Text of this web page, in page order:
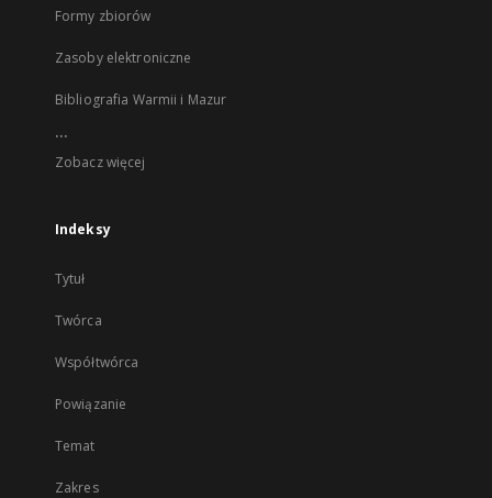
Formy zbiorów
Zasoby elektroniczne
Bibliografia Warmii i Mazur
...
Zobacz więcej
Indeksy
Tytuł
Twórca
Współtwórca
Powiązanie
Temat
Zakres